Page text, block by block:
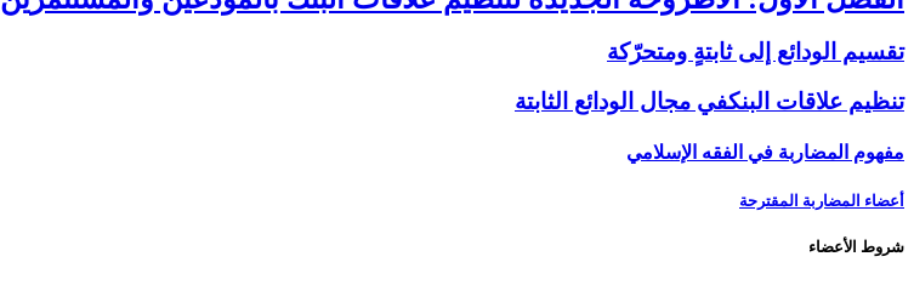
تقسيم الودائع إلى ثابتةٍ ومتحرّكة
تنظيم علاقات البنك‏في مجال الودائع الثابتة
مفهوم المضاربة في الفقه الإسلامي
أعضاء المضاربة المقترحة
شروط الأعضاء